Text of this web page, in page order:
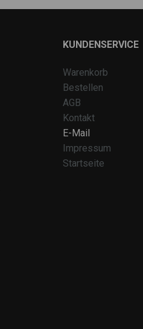
KUNDENSERVICE
Warenkorb
Bestellen
AGB
Kontakt
E-Mail
Impressum
Startseite